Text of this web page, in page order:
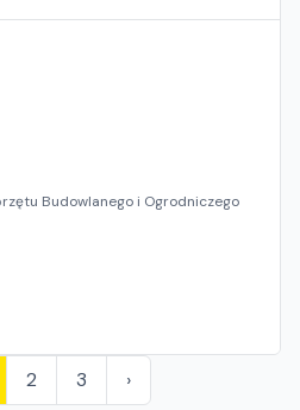
Budowlanego i Ogrodniczego
2 3 ›